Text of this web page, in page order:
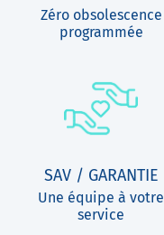
Zéro obsolescence
programmée
SAV / GARANTIE
Une équipe à votre
service